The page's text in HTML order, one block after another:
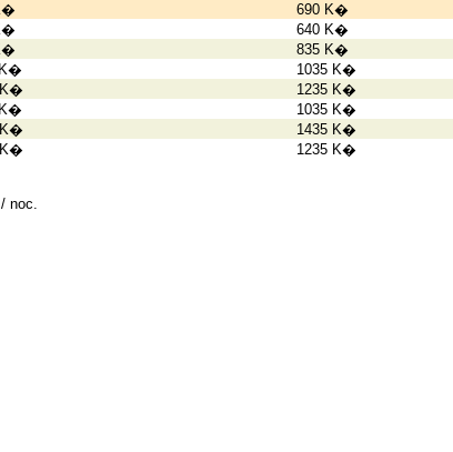
690 K�
640 K�
835 K�
1035 K�
K� 1235 K�
1035 K�
K� 1435 K�
K� 1235 K�